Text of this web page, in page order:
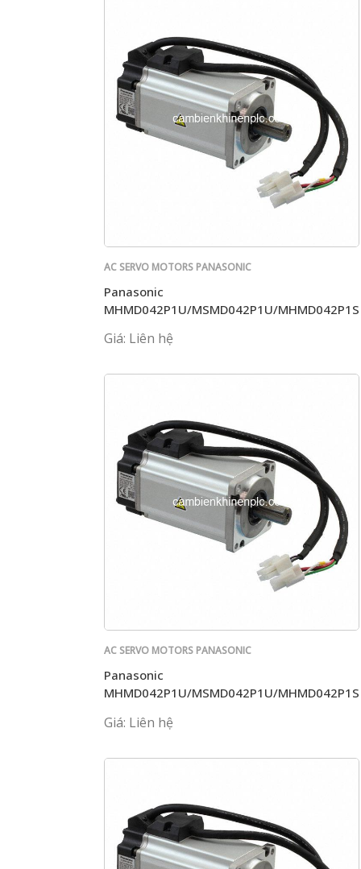
AC SERVO MOTORS PANASONIC
Panasonic
MHMD042P1U/MSMD042P1U/MHMD042P1S
Giá: Liên hệ
AC SERVO MOTORS PANASONIC
Panasonic
MHMD042P1U/MSMD042P1U/MHMD042P1S
Giá: Liên hệ